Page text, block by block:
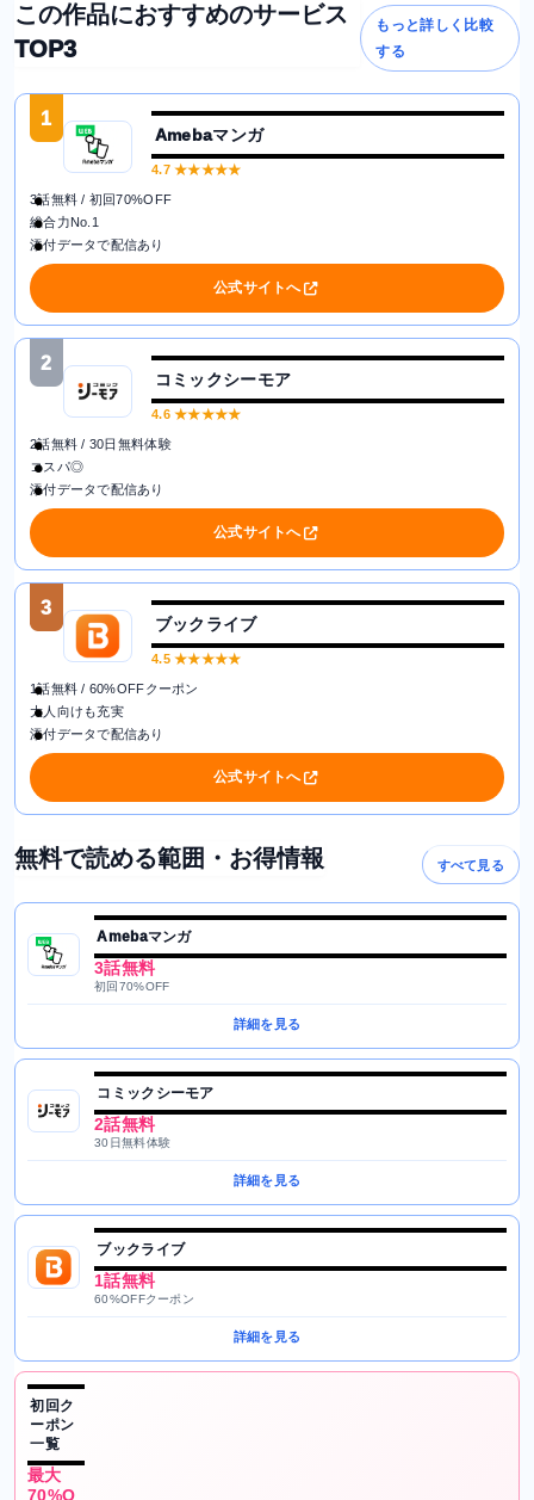
この作品におすすめのサービス
TOP3
もっと詳しく比較
する
1
Amebaマンガ
4.7★★★★★
3話無料 / 初回70%OFF
総合力No.1
添付データで配信あり
公式サイトへ
2
コミックシーモア
4.6★★★★★
2話無料 / 30日無料体験
コスパ◎
添付データで配信あり
公式サイトへ
3
ブックライブ
4.5★★★★★
1話無料 / 60%OFFクーポン
大人向けも充実
添付データで配信あり
公式サイトへ
無料で読める範囲・お得情報 すべて見る
Amebaマンガ
3話無料
初回70%OFF
詳細を見る
コミックシーモア
2話無料
30日無料体験
詳細を見る
ブックライブ
1話無料
60%OFFクーポン
詳細を見る
初回ク
ーポン
一覧
最大
70%O